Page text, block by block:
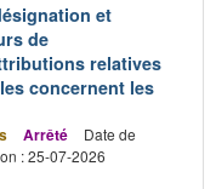
et
de
relatives
concernent les
Arrêté
Date de
: 25-07-2026